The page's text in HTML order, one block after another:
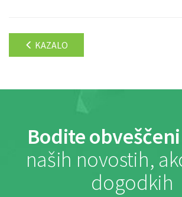
KAZALO
Bodite obveščeni
naših novostih,
dogodkih